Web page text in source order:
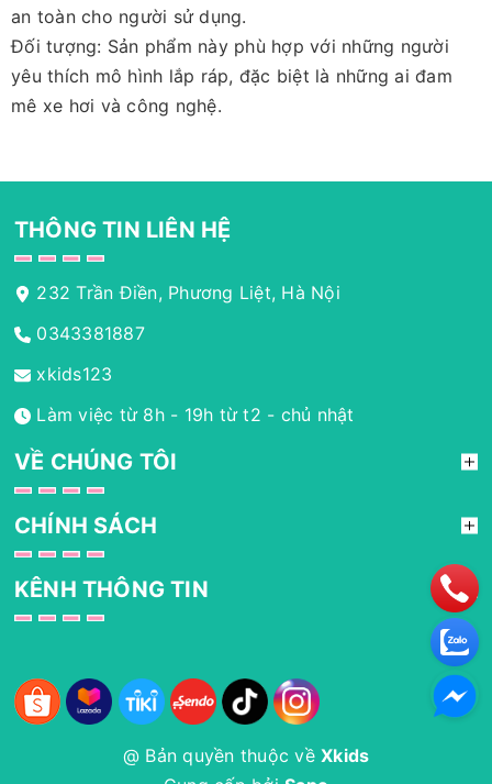
an toàn cho người sử dụng.
Đối tượng: Sản phẩm này phù hợp với những người
yêu thích mô hình lắp ráp, đặc biệt là những ai đam
mê xe hơi và công nghệ.
THÔNG TIN LIÊN HỆ
232 Trần Điền, Phương Liệt, Hà Nội
0343381887
xkids123
Làm việc từ 8h - 19h từ t2 - chủ nhật
VỀ CHÚNG TÔI
CHÍNH SÁCH
KÊNH THÔNG TIN
@ Bản quyền thuộc về Xkids